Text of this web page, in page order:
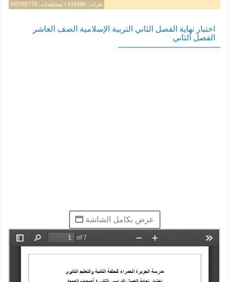
نقرات: 616690 / مشاهدات: 343785776
اختبار نهاية الفصل الثاني التربية الإسلامية الصف العاشر
الفصل الثاني
عرض بكامل الشاشة